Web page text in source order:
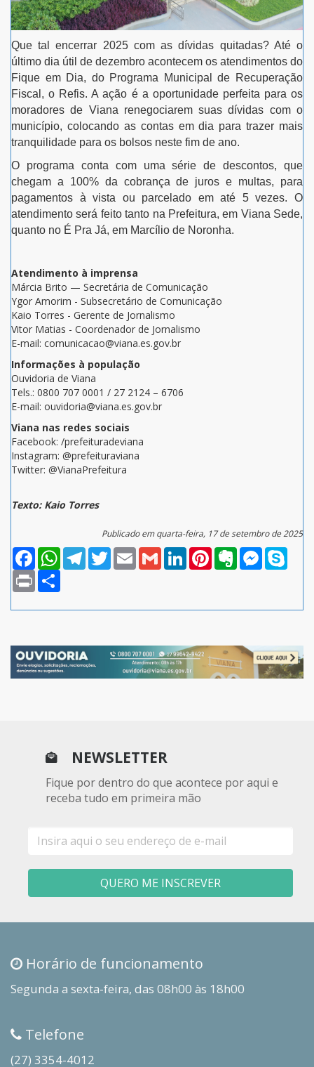
Que tal encerrar 2025 com as dívidas quitadas? Até o
último dia útil de dezembro acontecem os atendimentos do
Fique em Dia, do Programa Municipal de Recuperação
Fiscal, o Refis. A ação é a oportunidade perfeita para os
moradores de Viana renegociarem suas dívidas com o
município, colocando as contas em dia para trazer mais
tranquilidade para os bolsos neste fim de ano.
O programa conta com uma série de descontos, que
chegam a 100% da cobrança de juros e multas, para
pagamentos à vista ou parcelado em até 5 vezes. O
atendimento será feito tanto na Prefeitura, em Viana Sede,
quanto no É Pra Já, em Marcílio de Noronha.
Atendimento à imprensa
Márcia Brito — Secretária de Comunicação
Ygor Amorim - Subsecretário de Comunicação
Kaio Torres - Gerente de Jornalismo
Vitor Matias - Coordenador de Jornalismo
E-mail: comunicacao@viana.es.gov.br
Informações à população
Ouvidoria de Viana
Tels.: 0800 707 0001 / 27 2124 – 6706
E-mail: ouvidoria@viana.es.gov.br
Viana nas redes sociais
Facebook: /prefeituradeviana
Instagram: @prefeituraviana
Twitter: @VianaPrefeitura
Texto: Kaio Torres
Publicado em quarta-feira, 17 de setembro de 2025
FacebookWhatsAppTelegramTwitterEmail Gmail LinkedInPinterestEvernoteMessenger
Print
NEWSLETTER
Fique por dentro do que acontece por aqui e
receba tudo em primeira mão
mail
QUERO ME INSCREVER
Horário de funcionamento
Segunda a sexta-feira, das 08h00 às 18h00
Telefone
(27) 3354-4012